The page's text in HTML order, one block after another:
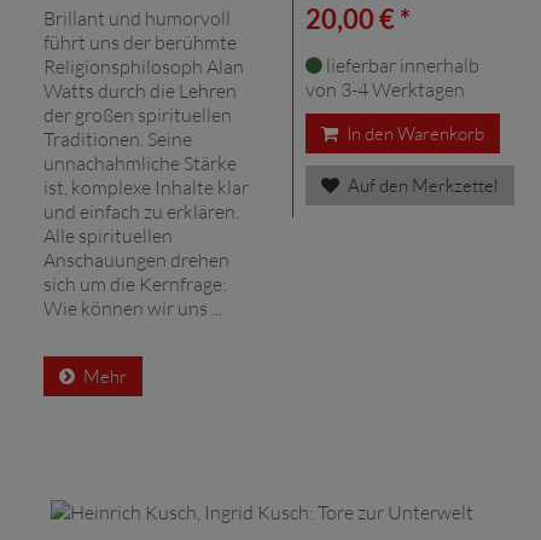
Brillant und humorvoll
führt uns der berühmte
Religionsphilosoph Alan
Watts durch die Lehren
der großen spirituellen
Traditionen. Seine
unnachahmliche Stärke
ist, komplexe Inhalte klar
und einfach zu erklären.
Alle spirituellen
Anschauungen drehen
sich um die Kernfrage:
Wie können wir uns ...
Mehr
20,00 € *
lieferbar innerhalb
von 3-4 Werktagen
In den Warenkorb
Auf den Merkzettel